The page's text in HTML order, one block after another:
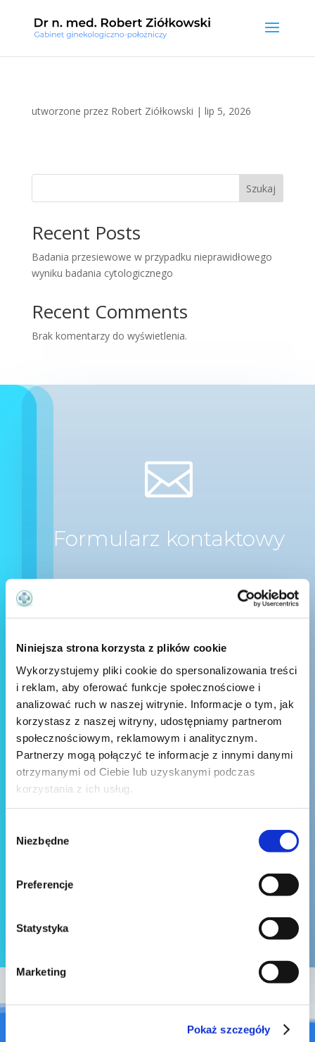
Niniejsza strona korzysta z plików cookie
Wykorzystujemy pliki cookie do spersonalizowania treści
i reklam, aby oferować funkcje społecznościowe i
analizować ruch w naszej witrynie. Informacje o tym, jak
korzystasz z naszej witryny, udostępniamy partnerom
społecznościowym, reklamowym i analitycznym.
Partnerzy mogą połączyć te informacje z innymi danymi
otrzymanymi od Ciebie lub uzyskanymi podczas
korzystania z ich usług.
zgody
Niezbędne
Preferencje
Statystyka
Marketing
Pokaż szczegóły
utworzone przez Robert Ziółkowski | lip 5, 2026
Szukaj
Recent Posts
Badania przesiewowe w przypadku nieprawidłowego
wyniku badania cytologicznego
Recent Comments
Brak komentarzy do wyświetlenia.

Formularz kontaktowy
Wyślij wiadomość